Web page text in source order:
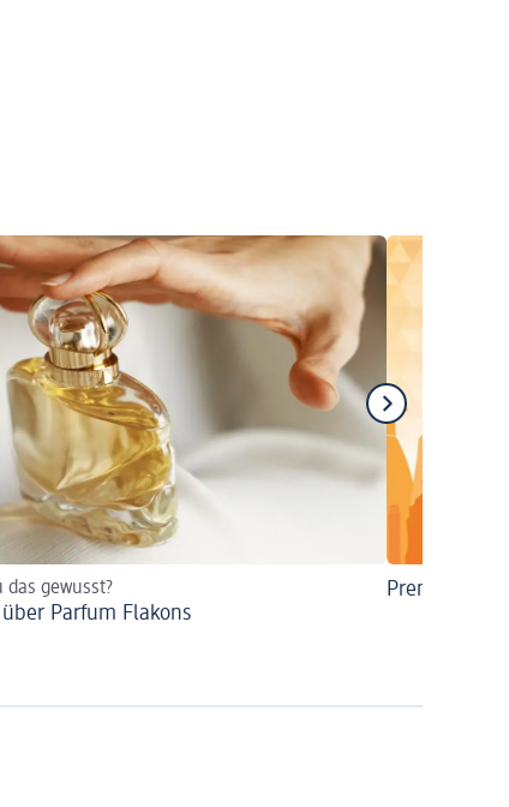
das gewusst?
Parfum Flakons